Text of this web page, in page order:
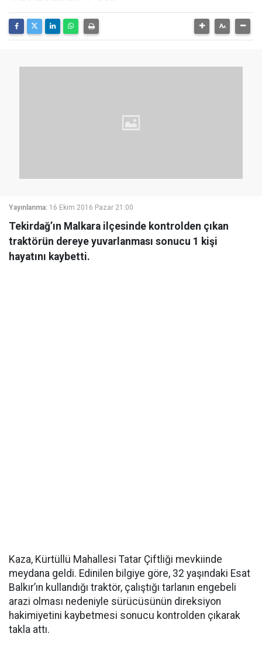
Yayınlanma: 16 Ekim 2016 Pazar 21:00
Tekirdağ’ın Malkara ilçesinde kontrolden çıkan
traktörün dereye yuvarlanması sonucu 1 kişi
hayatını kaybetti.
Kaza, Kürtüllü Mahallesi Tatar Çiftliği mevkiinde
meydana geldi. Edinilen bilgiye göre, 32 yaşındaki Esat
Balkır’ın kullandığı traktör, çalıştığı tarlanın engebeli
arazi olması nedeniyle sürücüsünün direksiyon
hakimiyetini kaybetmesi sonucu kontrolden çıkarak
takla attı.